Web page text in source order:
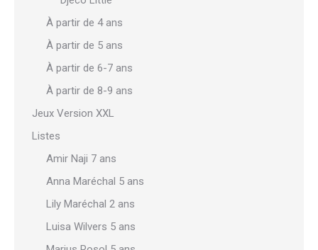
À partir de 4 ans
À partir de 5 ans
À partir de 6-7 ans
À partir de 8-9 ans
Jeux Version XXL
Listes
Amir Naji 7 ans
Anna Maréchal 5 ans
Lily Maréchal 2 ans
Luisa Wilvers 5 ans